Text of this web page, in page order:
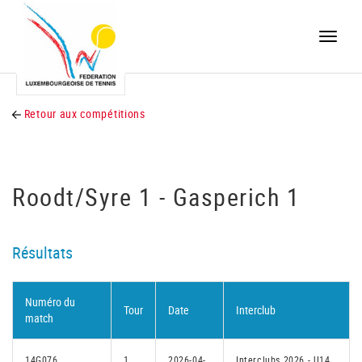
Toggle
Retour aux compétitions
Roodt/Syre 1 - Gasperich 1
Résultats
Numéro du
match
Tour Date Interclub